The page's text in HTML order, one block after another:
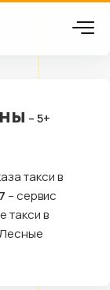
– 5+
такси в
– сервис
такси в